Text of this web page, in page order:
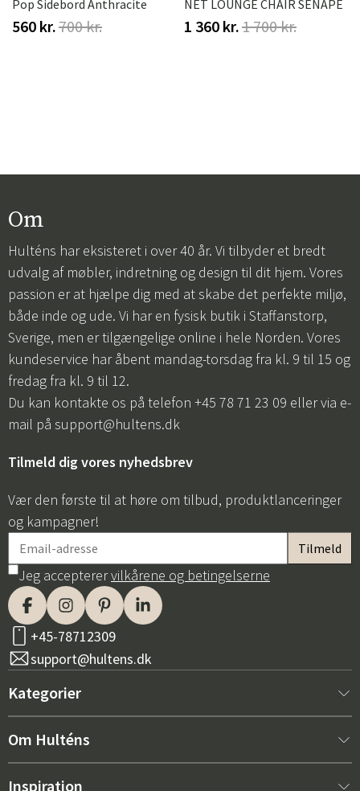
Pop Sidebord Anthracite
560 kr.700 kr.
NET LOUNGE CHAIR SENAPE
1 360 kr.1 700 kr.
Om
Hulténs har eksisteret i over 40 år. Vi tilbyder et bredt
udvalg af møbler, indretning og design til dit hjem. Vores
passion er at hjælpe dig med at skabe det perfekte miljø,
både inde og ude. Vi har en fysisk butik i Staffanstorp,
Sverige, men er tilgængelige online i hele Norden. Vores
kundeservice har åbent mandag-torsdag fra kl. 9 til 15 og
fredag fra kl. 9 til 12.
Du kan kontakte os på telefon +45 78 71 23 09 eller via e-
mail på support@hultens.dk
Tilmeld dig vores nyhedsbrev
Vær den første til at høre om tilbud, produktlanceringer
og kampagner!
Jeg accepterervilkårene og betingelserne
+45-78712309
support@hultens.dk
Kategorier
Nyt hos os
Om Hulténs
Om Hulténs
Inspiration